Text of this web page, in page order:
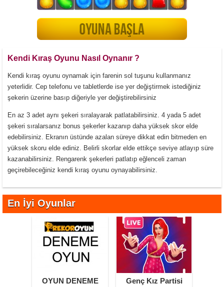
Kendi Kıraş Oyunu Nasıl Oynanır ?
Kendi kıraş oyunu oynamak için farenin sol tuşunu kullanmanız
yeterlidir. Cep telefonu ve tabletlerde ise yer değiştirmek istediğiniz
şekerin üzerine basıp diğeriyle yer değiştirebilirsiniz
En az 3 adet aynı şekeri sıralayarak patlatabilirsiniz. 4 yada 5 adet
şekeri sıralarsanız bonus şekerler kazanıp daha yüksek skor elde
edebilirsiniz. Ekranın üstünde azalan süreye dikkat edin bitmeden en
yüksek skoru elde ediniz. Belirli skorlar elde ettikçe seviye atlayıp süre
kazanabilirsiniz. Rengarenk şekerleri patlatıp eğlenceli zaman
geçirebileceğiniz kendi kıraş oyunu oynayabilirsiniz.
En İyi Oyunlar
OYUN DENEME Genç Kız Partisi